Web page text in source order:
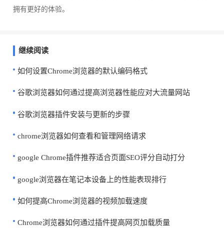
拥有更好的体验。
继续阅读
如何设置Chrome浏览器的默认编码格式
谷歌浏览器如何通过提高浏览器性能应对大流量网站
谷歌浏览器插件安装与更新的步骤
chrome浏览器如何查看和管理网络请求
google Chrome插件推荐适合页面SEO评分自动打分
google浏览器在笔记本设备上的性能表现排行
如何提高Chrome浏览器的视频加载速度
Chrome浏览器如何通过插件提高网页加载质量